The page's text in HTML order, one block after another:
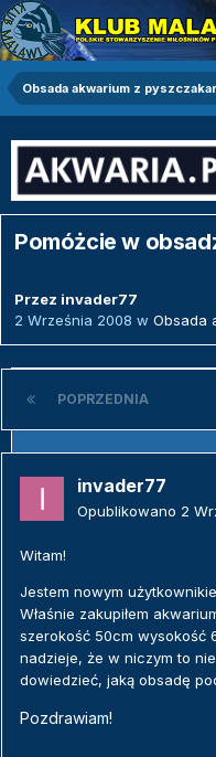
Obsada akwarium z
Pomóżcie w
Przez invader77
2 Września 2008 w Obsada
POPRZEDNIA
invader77
Opublikowano 2
Witam!
Jestem nowym
Właśnie zakupiłem
szerokość 50cm wysokość
nadzieje, że w niczym to
dowiedzieć, jaką obsadę
Pozdrawiam!